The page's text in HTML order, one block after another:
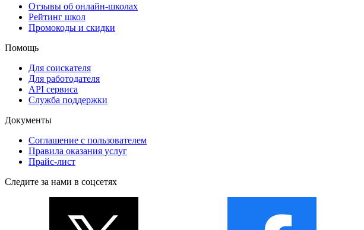
Отзывы об онлайн-школах
Рейтинг школ
Промокоды и скидки
Помощь
Для соискателя
Для работодателя
API сервиса
Служба поддержки
Документы
Соглашение с пользователем
Правила оказания услуг
Прайс-лист
Следите за нами в соцсетях